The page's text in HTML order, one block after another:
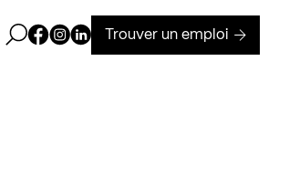
Ouvrir la barre de recherche
Page Facebook de Kollectif
Page Instagram de Kollectif
Page Linkedin de Kollectif
Trouver un emploi